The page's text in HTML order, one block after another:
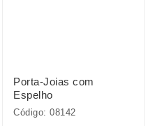
Porta-Joias com
Espelho
Código: 08142